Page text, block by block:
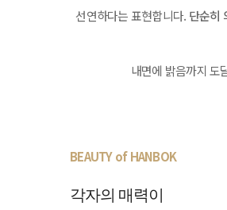
선연하다는 표현합니다. 단순히
내면에 밝음까지 도
BEAUTY of HANBOK
각자의 매력이